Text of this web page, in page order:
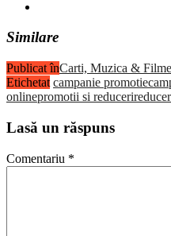
Similare
Publicat înCarti, Muzica & Filme
Etichetat campanie promotie
onlinepromotii si reduceri
Lasă un răspuns
Comentariu *